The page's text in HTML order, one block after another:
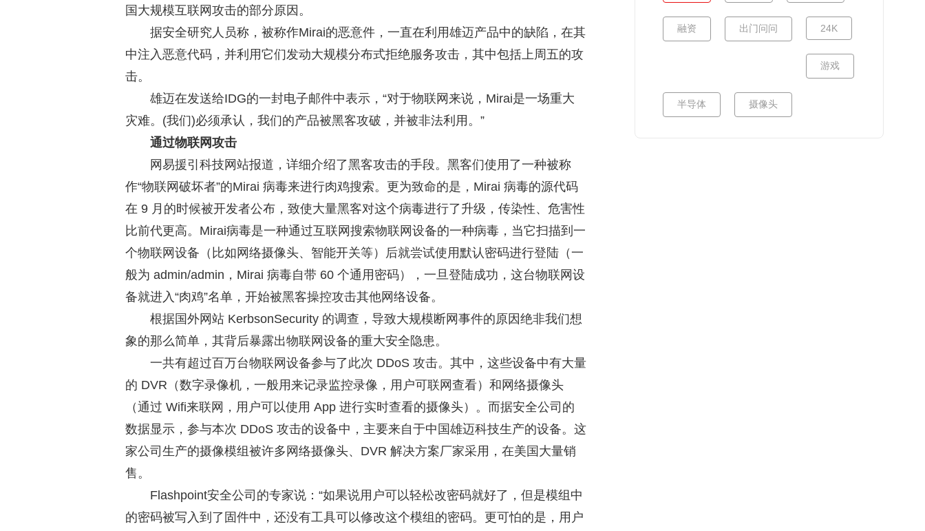
国大规模互联网攻击的部分原因。
据安全研究人员称，被称作Mirai的恶意件，一直在利用雄迈产品中的缺陷，在其
中注入恶意代码，并利用它们发动大规模分布式拒绝服务攻击，其中包括上周五的攻
击。
雄迈在发送给IDG的一封电子邮件中表示，“对于物联网来说，Mirai是一场重大
灾难。(我们)必须承认，我们的产品被黑客攻破，并被非法利用。”
通过物联网攻击
网易援引科技网站报道，详细介绍了黑客攻击的手段。黑客们使用了一种被称
作“物联网破坏者”的Mirai 病毒来进行肉鸡搜索。更为致命的是，Mirai 病毒的源代码
在 9 月的时候被开发者公布，致使大量黑客对这个病毒进行了升级，传染性、危害性
比前代更高。Mirai病毒是一种通过互联网搜索物联网设备的一种病毒，当它扫描到一
个物联网设备（比如网络摄像头、智能开关等）后就尝试使用默认密码进行登陆（一
般为 admin/admin，Mirai 病毒自带 60 个通用密码），一旦登陆成功，这台物联网设
备就进入“肉鸡”名单，开始被黑客操控攻击其他网络设备。
根据国外网站 KerbsonSecurity 的调查，导致大规模断网事件的原因绝非我们想
象的那么简单，其背后暴露出物联网设备的重大安全隐患。
一共有超过百万台物联网设备参与了此次 DDoS 攻击。其中，这些设备中有大量
的 DVR（数字录像机，一般用来记录监控录像，用户可联网查看）和网络摄像头
（通过 Wifi来联网，用户可以使用 App 进行实时查看的摄像头）。而据安全公司的
数据显示，参与本次 DDoS 攻击的设备中，主要来自于中国雄迈科技生产的设备。这
家公司生产的摄像模组被许多网络摄像头、DVR 解决方案厂家采用，在美国大量销
售。
Flashpoint安全公司的专家说：“如果说用户可以轻松改密码就好了，但是模组中
的密码被写入到了固件中，还没有工具可以修改这个模组的密码。更可怕的是，用户
融资 出门问问 24K
游戏
半导体 摄像头